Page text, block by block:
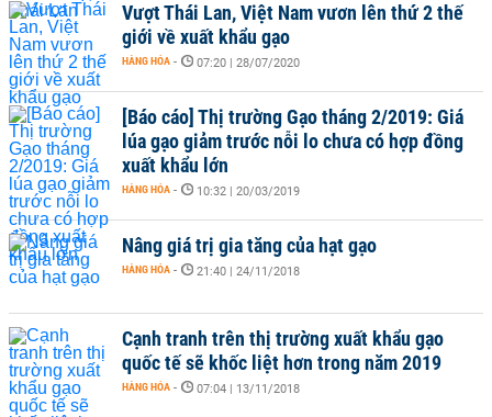
Vượt Thái Lan, Việt Nam vươn lên thứ 2 thế
giới về xuất khẩu gạo
HÀNG HÓA - 07:20 | 28/07/2020
[Báo cáo] Thị trường Gạo tháng 2/2019: Giá
lúa gạo giảm trước nỗi lo chưa có hợp đồng
xuất khẩu lớn
HÀNG HÓA - 10:32 | 20/03/2019
Nâng giá trị gia tăng của hạt gạo
HÀNG HÓA - 21:40 | 24/11/2018
Cạnh tranh trên thị trường xuất khẩu gạo
quốc tế sẽ khốc liệt hơn trong năm 2019
HÀNG HÓA - 07:04 | 13/11/2018